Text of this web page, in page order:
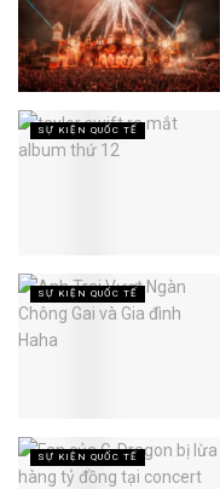
SỰ KIỆN QUỐC TẾ
SỰ KIỆN QUỐC TẾ
SỰ KIỆN QUỐC TẾ